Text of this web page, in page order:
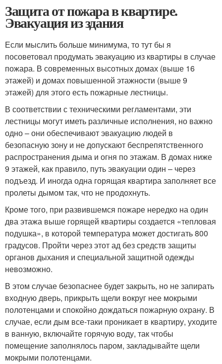
Защита от пожара в квартире.
Эвакуация из здания
Если мыслить больше минимума, то тут бы я
посоветовал продумать эвакуацию из квартиры в случае
пожара. В современных высотных домах (выше 16
этажей) и домах повышенной этажности (выше 9
этажей) для этого есть пожарные лестницы.
В соответствии с техническими регламентами, эти
лестницы могут иметь различные исполнения, но важно
одно – они обеспечивают эвакуацию людей в
безопасную зону и не допускают беспрепятственного
распространения дыма и огня по этажам. В домах ниже
9 этажей, как правило, путь эвакуации один – через
подъезд. И иногда одна горящая квартира заполняет все
пролеты дымом так, что не продохнуть.
Кроме того, при развившемся пожаре нередко на один
два этажа выше горящей квартиры создается «тепловая
подушка», в которой температура может достигать 800
градусов. Пройти через этот ад без средств защиты
органов дыхания и специальной защитной одежды
невозможно.
В этом случае безопаснее будет закрыть, но не запирать
входную дверь, прикрыть щели вокруг нее мокрыми
полотенцами и спокойно дождаться пожарную охрану. В
случае, если дым все-таки проникает в квартиру, уходите
в ванную, включайте горячую воду, так чтобы
помещение заполнялось паром, закладывайте щели
мокрыми полотенцами.